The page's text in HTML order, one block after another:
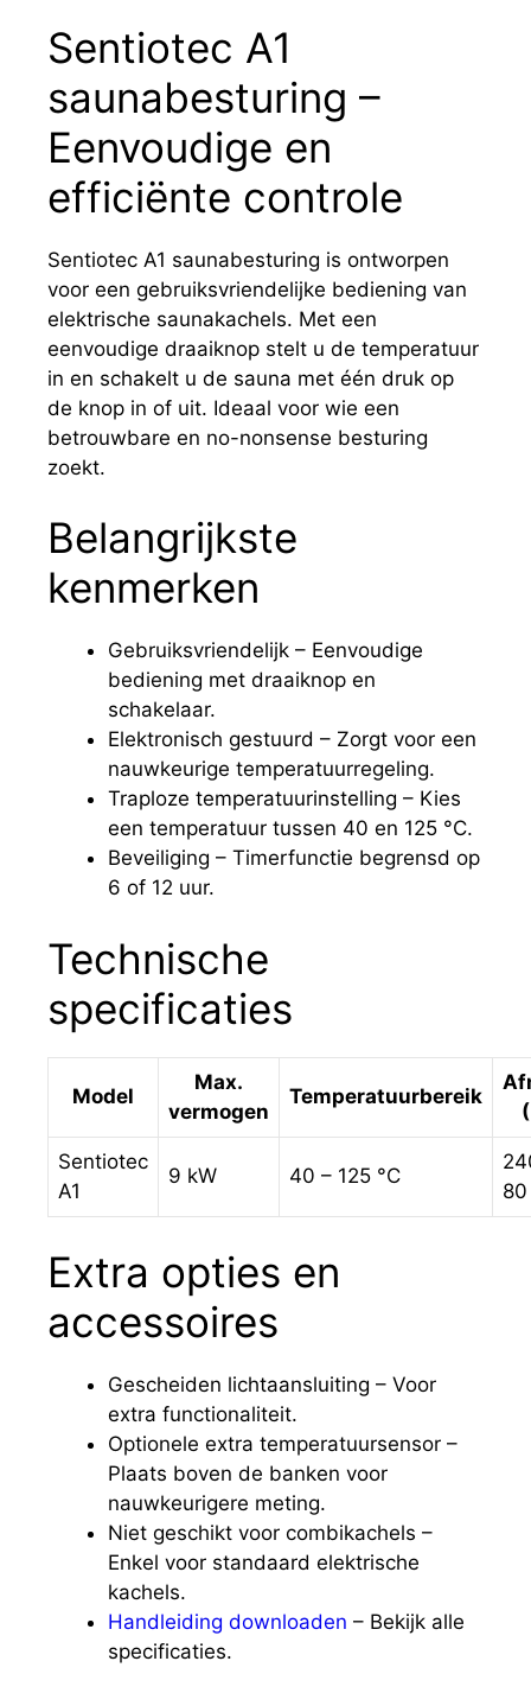
Sentiotec A1
saunabesturing –
Eenvoudige en
efficiënte controle
Sentiotec A1 saunabesturing is ontworpen
voor een gebruiksvriendelijke bediening van
elektrische saunakachels. Met een
eenvoudige draaiknop stelt u de temperatuur
in en schakelt u de sauna met één druk op
de knop in of uit. Ideaal voor wie een
betrouwbare en no-nonsense besturing
zoekt.
Belangrijkste
kenmerken
Gebruiksvriendelijk – Eenvoudige
bediening met draaiknop en
schakelaar.
Elektronisch gestuurd – Zorgt voor een
nauwkeurige temperatuurregeling.
Traploze temperatuurinstelling – Kies
een temperatuur tussen 40 en 125 °C.
Beveiliging – Timerfunctie begrensd op
6 of 12 uur.
Technische
specificaties
Model
Max.
vermogen
Temperatuurbereik
Sentiotec
A1
9 kW 40 – 125 °C
Extra opties en
accessoires
Gescheiden lichtaansluiting – Voor
extra functionaliteit.
Optionele extra temperatuursensor –
Plaats boven de banken voor
nauwkeurigere meting.
Niet geschikt voor combikachels –
Enkel voor standaard elektrische
kachels.
Handleiding downloaden – Bekijk alle
specificaties.